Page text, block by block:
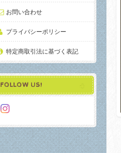
お問い合わせ
プライバシーポリシー
特定商取引法に基づく表記
FOLLOW US!